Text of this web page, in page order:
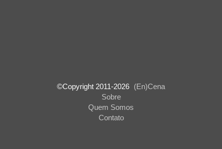
©Copyright 2011-2026 (En)Cena
Sobre
Quem Somos
Contato